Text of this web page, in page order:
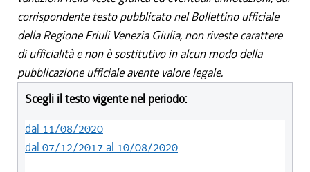
corrispondente testo pubblicato nel Bollettino ufficiale
della Regione Friuli Venezia Giulia, non riveste carattere
di ufficialità e non è sostitutivo in alcun modo della
pubblicazione ufficiale avente valore legale.
Scegli il testo vigente nel periodo:
dal 11/08/2020
dal 07/12/2017 al 10/08/2020